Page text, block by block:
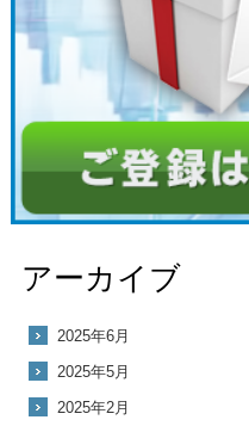
アーカイブ
2025年6月
2025年5月
2025年2月